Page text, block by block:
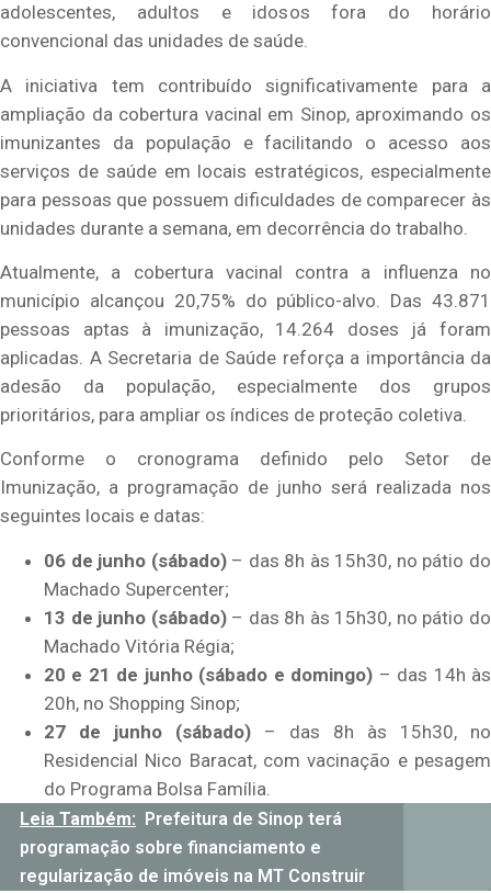
adolescentes, adultos e idosos fora do horário
convencional das unidades de saúde.
A iniciativa tem contribuído significativamente para a
ampliação da cobertura vacinal em Sinop, aproximando os
imunizantes da população e facilitando o acesso aos
serviços de saúde em locais estratégicos, especialmente
para pessoas que possuem dificuldades de comparecer às
unidades durante a semana, em decorrência do trabalho.
Atualmente, a cobertura vacinal contra a influenza no
município alcançou 20,75% do público-alvo. Das 43.871
pessoas aptas à imunização, 14.264 doses já foram
aplicadas. A Secretaria de Saúde reforça a importância da
adesão da população, especialmente dos grupos
prioritários, para ampliar os índices de proteção coletiva.
Conforme o cronograma definido pelo Setor de
Imunização, a programação de junho será realizada nos
seguintes locais e datas:
06 de junho (sábado)– das 8h às 15h30, no pátio do
Machado Supercenter;
13 de junho (sábado)– das 8h às 15h30, no pátio do
Machado Vitória Régia;
20 e 21 de junho (sábado e domingo) – das 14h às
20h, no Shopping Sinop;
27 de junho (sábado) – das 8h às 15h30, no
Residencial Nico Baracat, com vacinação e pesagem
do Programa Bolsa Família.
Leia Também: Prefeitura de Sinop terá
programação sobre financiamento e
regularização de imóveis na MT Construir